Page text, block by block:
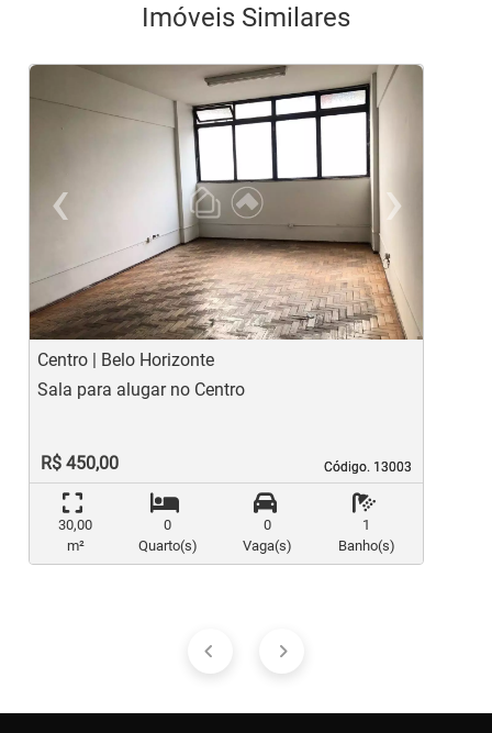
Imóveis Similares
‹
Previous
›
Centro | Belo Horizonte
Código. 13003
Código. 13003
Sala para alugar no Centro
R$ 450,00
30,00
m²
0
Quarto(s)
0
Vaga(s)
1
Banho(s)